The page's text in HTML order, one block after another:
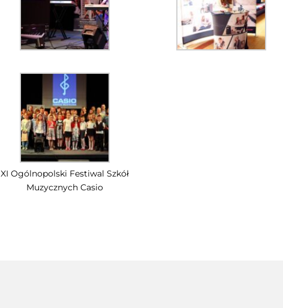
XI Ogólnopolski Festiwal Szkół
Muzycznych Casio